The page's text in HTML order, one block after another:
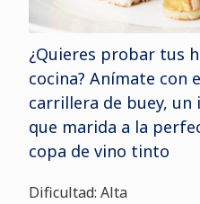
¿Quieres probar tus
cocina? Anímate con
carrillera de buey,
que marida a la
copa de vino tinto
Dificultad: Alta